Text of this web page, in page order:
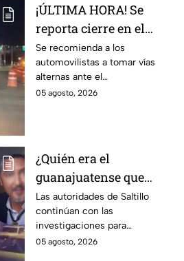
¡ÚLTIMA HORA! Se
reporta cierre en el
Distribuidor Juan
Pablo II en León; esto
sabemos
Se recomienda a los
automovilistas a tomar vías
alternas ante el
congestionamiento que se
05 agosto, 2026
¿Quién era el
guanajuatense que
perdió la vid4 tras una
riña familiar con un
extranjero? Esto
sabemos
Las autoridades de Saltillo
continúan con las
investigaciones para
esclarecer el caso.
05 agosto, 2026